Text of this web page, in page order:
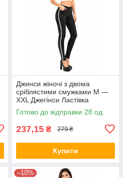
Джинси жіночі з двома
сріблястими смужками M —
XXL Джегінси Ластівка
(Чорний колір)
Готово до відправки 28 од.
237,15 ₴ 279 ₴
Купити
–10%